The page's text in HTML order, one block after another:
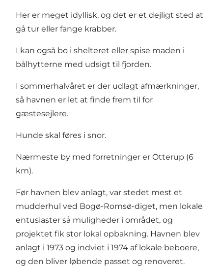
Her er meget idyllisk, og det er et dejligt sted at
gå tur eller fange krabber.
I kan også bo i shelteret eller spise maden i
bålhytterne med udsigt til fjorden.
I sommerhalvåret er der udlagt afmærkninger,
så havnen er let at finde frem til for
gæstesejlere.
Hunde skal føres i snor.
Nærmeste by med forretninger er Otterup (6
km).
Før havnen blev anlagt, var stedet mest et
mudderhul ved Bogø-Romsø-diget, men lokale
entusiaster så muligheder i området, og
projektet fik stor lokal opbakning. Havnen blev
anlagt i 1973 og indviet i 1974 af lokale beboere,
og den bliver løbende passet og renoveret.